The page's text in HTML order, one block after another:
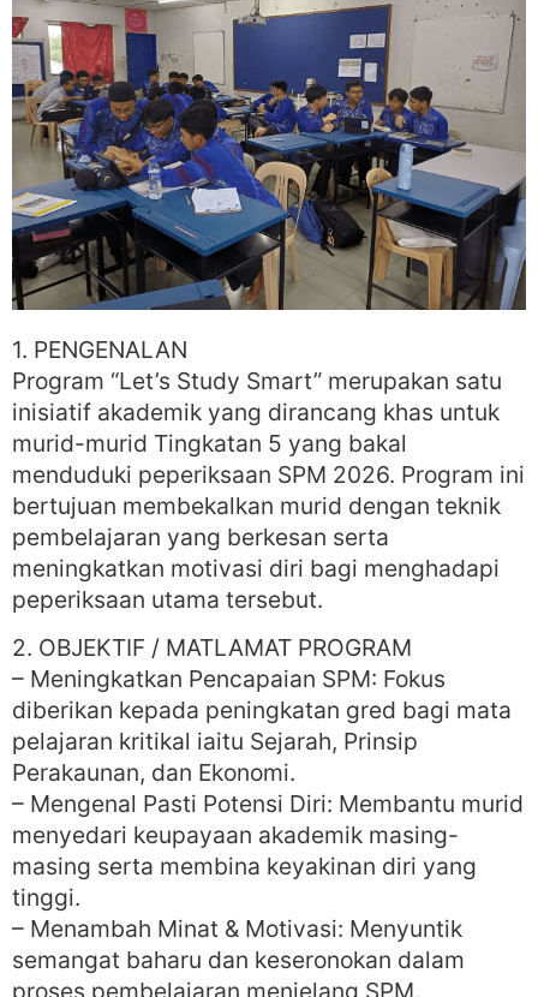
1. PENGENALAN
Program “Let’s Study Smart” merupakan satu
inisiatif akademik yang dirancang khas untuk
murid-murid Tingkatan 5 yang bakal
menduduki peperiksaan SPM 2026. Program ini
bertujuan membekalkan murid dengan teknik
pembelajaran yang berkesan serta
meningkatkan motivasi diri bagi menghadapi
peperiksaan utama tersebut.
2. OBJEKTIF / MATLAMAT PROGRAM
– Meningkatkan Pencapaian SPM: Fokus
diberikan kepada peningkatan gred bagi mata
pelajaran kritikal iaitu Sejarah, Prinsip
Perakaunan, dan Ekonomi.
– Mengenal Pasti Potensi Diri: Membantu murid
menyedari keupayaan akademik masing-
masing serta membina keyakinan diri yang
tinggi.
– Menambah Minat & Motivasi: Menyuntik
semangat baharu dan keseronokan dalam
proses pembelajaran menjelang SPM.